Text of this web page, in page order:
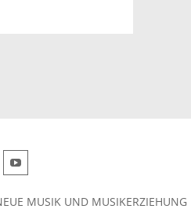
MUSIK UND MUSIKERZIEHUNG